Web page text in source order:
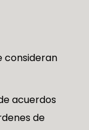
consideran
acuerdos
de